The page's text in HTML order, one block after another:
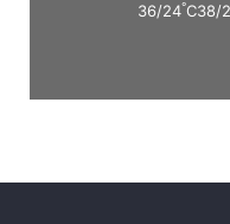
36/24°C38/